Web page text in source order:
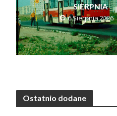
SIERPNIA
6 Sierpnia 2026
Ostatnio dodane